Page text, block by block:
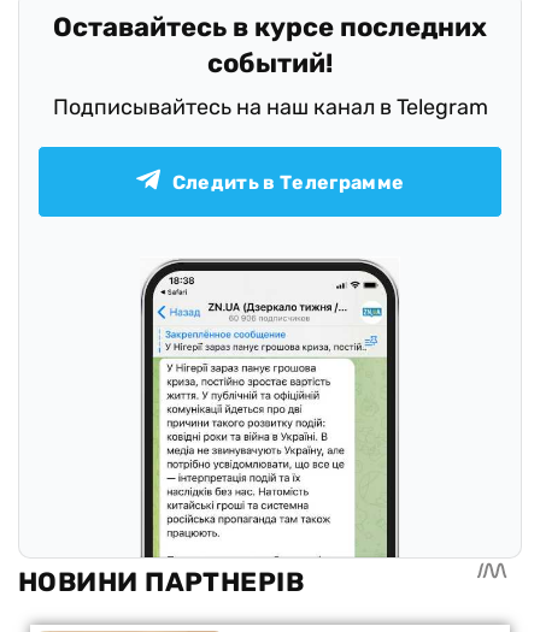
Оставайтесь в курсе последних
событий!
Подписывайтесь на наш канал в Telegram
Следить в Телеграмме